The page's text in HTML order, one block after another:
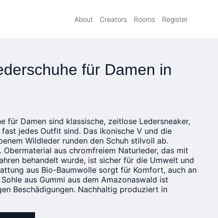
About Creators Rooms Register
für Damen in
für Damen sind klassische, zeitlose Ledersneaker,
jedes Outfit sind. Das ikonische V und die
Wildleder runden den Schuh stilvoll ab.
Obermaterial aus chromfreiem Naturleder, das mit
behandelt wurde, ist sicher für die Umwelt und
aus Bio-Baumwolle sorgt für Komfort, auch an
aus Gummi aus dem Amazonaswald ist
Beschädigungen. Nachhaltig produziert in